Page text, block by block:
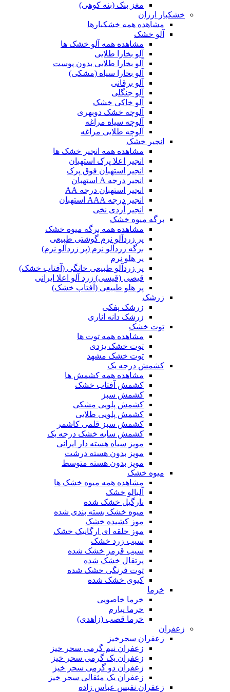
مغز بنک (بنه کوهی)
خشکبار ارزان
مشاهده همه خشکبارها
آلو خشک
مشاهده همه آلو خشک ها
آلو بخارا طلایی
آلو بخارا طلایی بدون پوست
آلو بخارا سیاه (مشکی)
آلو برقانی
آلو جنگلی
آلو خاکی خشک
آلوچه خشک دوبهری
آلوچه سیاه مراغه
آلوچه طلایی مراغه
انجیر خشک
مشاهده همه انجیر خشک ها
انجیر اعلا پرک استهبان
انجیر استهبان فوق پرک
انجیر درجه A استهبان
انجیر استهبان درجه AA
انجیر درجه AAA استهبان
انجیر آردی نخی
برگه میوه خشک
مشاهده همه برگه میوه خشک
پر زردآلو نرم گوشتی طبیعی
برگه زردآلو نرم (پر زردآلو نرم)
پر هلو نرم
پر زردآلو طبیعی خانگی (آفتاب خشک)
قیصی (قیسی) زرد آلو اعلا ایرانی
پر هلو طبیعی (آفتاب خشک)
زرشک
زرشک پفکی
زرشک دانه اناری
توت خشک
مشاهده همه توت ها
توت خشک یزدی
توت خشک مشهد
کشمش درجه یک
مشاهده همه کشمش ها
کشمش آفتاب خشک
کشمش سبز
کشمش پلویی مشکی
کشمش پلویی طلایی
کشمش سبز قلمی کاشمر
کشمش سایه خشک درجه یک
مویز سیاه هسته دار ایرانی
مویز بدون هسته درشت
مویز بدون هسته متوسط
میوه خشک
مشاهده همه میوه خشک ها
آلبالو خشک
نارگیل خشک شده
میوه خشک بسته بندی شده
موز کشیده خشک
موز حلقه ای ارگانیک خشک
سیب زرد خشک
سیب قرمز خشک شده
پرتقال خشک شده
توت فرنگی خشک شده
کیوی خشک شده
خرما
خرما خاصویی
خرما پیارم
خرما قصب (زاهدی)
زعفران
زعفران سحرخیز
زعفران نیم گرمی سحر خیز
زعفران یک گرمی سحر خیز
زعفران دو گرمی سحر خیز
زعفران یک مثقالی سحر خیز
زعفران نفیس عباس زاده